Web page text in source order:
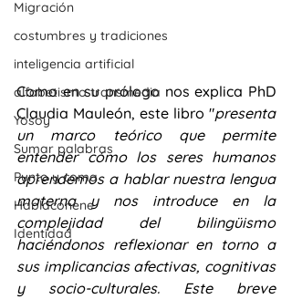
Migración
costumbres y tradiciones
inteligencia artificial
alfabetismo transmedia
Yosoy
Sumar palabras
Punto y coma
Hablaconene
Identidad
Como en su prólogo nos explica PhD
Claudia Mauleón, este libro "presenta
un marco teórico que permite
entender cómo los seres humanos
aprendemos a hablar nuestra lengua
materna y nos introduce en la
complejidad del bilingüismo
haciéndonos reflexionar en torno a
sus implicancias afectivas, cognitivas
y socio-culturales. Este breve